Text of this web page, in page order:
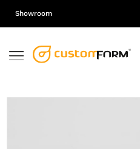
Showroom